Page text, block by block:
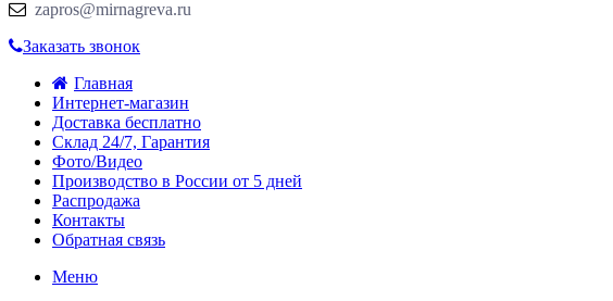
zapros@mirnagreva.ru
Заказать звонок
Главная
Интернет-магазин
Доставка бесплатно
Склад 24/7, Гарантия
Фото/Видео
Производство в России от 5 дней
Распродажа
Контакты
Обратная связь
Меню